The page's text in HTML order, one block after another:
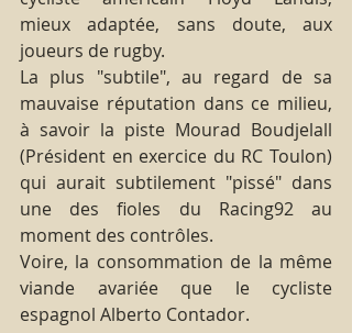
mieux adaptée, sans doute, aux
joueurs de rugby.
La plus "subtile", au regard de sa
mauvaise réputation dans ce milieu,
à savoir la piste Mourad Boudjelall
(Président en exercice du RC Toulon)
qui aurait subtilement "pissé" dans
une des fioles du Racing92 au
moment des contrôles.
Voire, la consommation de la même
viande avariée que le cycliste
espagnol Alberto Contador.